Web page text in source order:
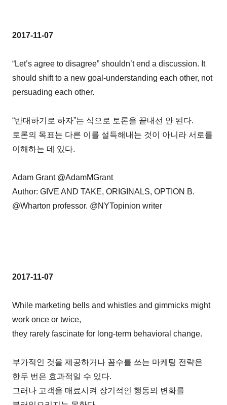
2017-11-07
“Let’s agree to disagree” shouldn’t end a discussion. It
should shift to a new goal-understanding each other, not
persuading each other.
“반대하기로 하자”는 식으로 토론을 끝내선 안 된다.
토론의 목표는 다른 이를 설득해내는 것이 아니라 서로를
이해하는 데 있다.
Adam Grant @AdamMGrant
Author: GIVE AND TAKE, ORIGINALS, OPTION B.
@Wharton professor. @NYTopinion writer
2017-11-07
While marketing bells and whistles and gimmicks might
work once or twice,
they rarely fascinate for long-term behavioral change.
부가적인 것을 제공하거나 꼼수를 쓰는 마케팅 전략은
한두 번은 효과적일 수 있다.
그러나 고객을 매료시켜 장기적인 행동의 변화를